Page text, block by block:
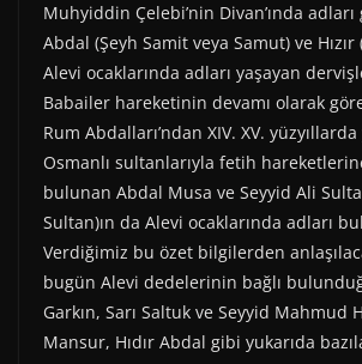
Muhyiddin Çelebi’nin Divan’ında
Abdal (Şeyh Samit veya Samut) ve Hızır
Alevi ocaklarında adları yaşayan
Babailer hareketinin devamı olarak
Rum Abdalları’ndan XIV. XV. yüzyıllarda
Osmanlı sultanlarıyla fetih
bulunan Abdal Musa ve Seyyid Ali
Sultan)ın da Alevi ocaklarında adları
Verdiğimiz bu özet bilgilerden
bugün Alevi dedelerinin bağlı
Garkın, Sarı Saltuk ve Seyyid Mahmud
Mansur, Hıdır Abdal gibi yukarıda